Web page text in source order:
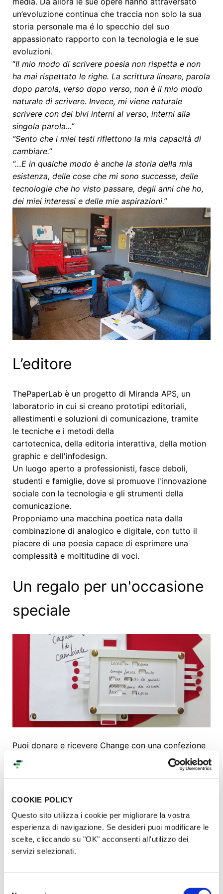
COOKIE POLICY
Questo sito utilizza i cookie per migliorare la vostra
esperienza di navigazione. Se desideri puoi modificare le
scelte, cliccando su "OK" acconsenti all'utilizzo dei
servizi selezionati.
un’evoluzione continua che traccia non solo la sua
storia personale ma é lo specchio del suo
appassionato rapporto con la tecnologia e le sue
evoluzioni.
“Il mio modo di scrivere poesia non rispetta e non
ha mai rispettato le righe. La scrittura lineare, parola
dopo parola, verso dopo verso, non è il mio modo
naturale di scrivere. Invece, mi viene naturale
scrivere con dei bivi interni al verso, interni alla
singola parola...”
“Sento che i miei testi riflettono la mia capacità di
cambiare.”
“…E in qualche modo è anche la storia della mia
esistenza, delle cose che mi sono successe, delle
tecnologie che ho visto passare, degli anni che ho,
dei miei interessi e delle mie aspirazioni.”
L’editore
ThePaperLab è un progetto di Miranda APS, un
laboratorio in cui si creano prototipi editoriali,
allestimenti e soluzioni di comunicazione, tramite
le tecniche e i metodi della
cartotecnica, della editoria interattiva, della motion
graphic e dell'infodesign.
Un luogo aperto a professionisti, fasce deboli,
studenti e famiglie, dove si promuove l'innovazione
sociale con la tecnologia e gli strumenti della
comunicazione.
Proponiamo una macchina poetica nata dalla
combinazione di analogico e digitale, con tutto il
piacere di una poesia capace di esprimere una
complessità e moltitudine di voci.
Un regalo per un'occasione
speciale
Puoi donare e ricevere Change con una confezione
regalo.
Change è un’idea originale per compleanni,
desideri la confezione regalo, seleziona la Tsutsumi
E’ arrivato il momento!
Abbiamo finito la progettazione di Ch